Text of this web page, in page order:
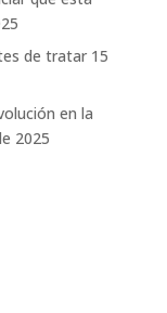
de tratar 15
en la
2025